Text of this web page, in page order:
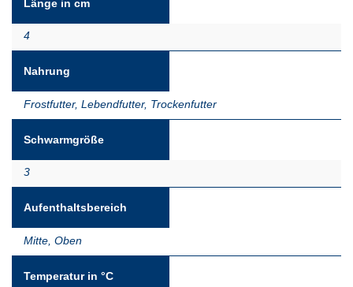
Länge in cm
4
Nahrung
Frostfutter, Lebendfutter, Trockenfutter
Schwarmgröße
3
Aufenthaltsbereich
Mitte Oben
Temperatur in °C